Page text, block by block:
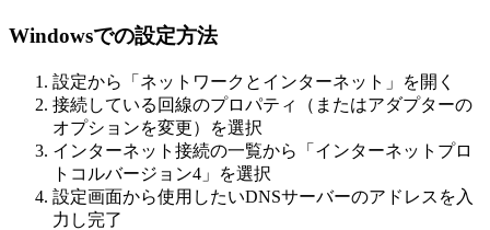
Windowsでの設定方法
設定から「ネットワークとインターネット」を開く
接続している回線のプロパティ（またはアダプターの
オプションを変更）を選択
インターネット接続の一覧から「インターネットプロ
トコルバージョン4」を選択
設定画面から使用したいDNSサーバーのアドレスを入
力し完了